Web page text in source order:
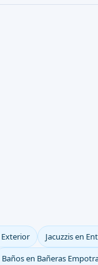
Exterior Jacuzzis en
Baños en Bañeras